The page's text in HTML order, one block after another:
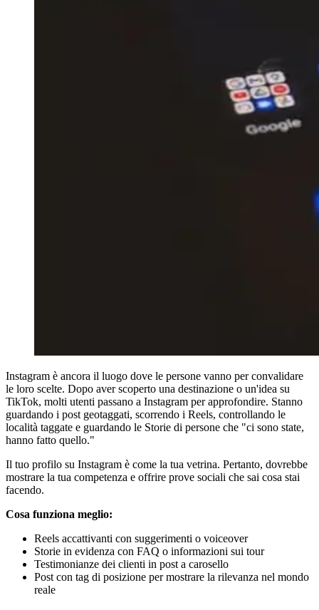
Instagram è ancora il luogo dove le persone vanno per convalidare
le loro scelte. Dopo aver scoperto una destinazione o un'idea su
TikTok, molti utenti passano a Instagram per approfondire. Stanno
guardando i post geotaggati, scorrendo i Reels, controllando le
località taggate e guardando le Storie di persone che "ci sono state,
hanno fatto quello."
Il tuo profilo su Instagram è come la tua vetrina. Pertanto, dovrebbe
mostrare la tua competenza e offrire prove sociali che sai cosa stai
facendo.
Cosa funziona meglio:
Reels accattivanti con suggerimenti o voiceover
Storie in evidenza con FAQ o informazioni sui tour
Testimonianze dei clienti in post a carosello
Post con tag di posizione per mostrare la rilevanza nel mondo
reale